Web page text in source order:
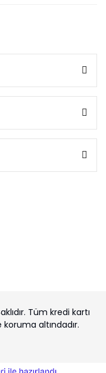
Tüm kredi kartı
koruma altındadır.